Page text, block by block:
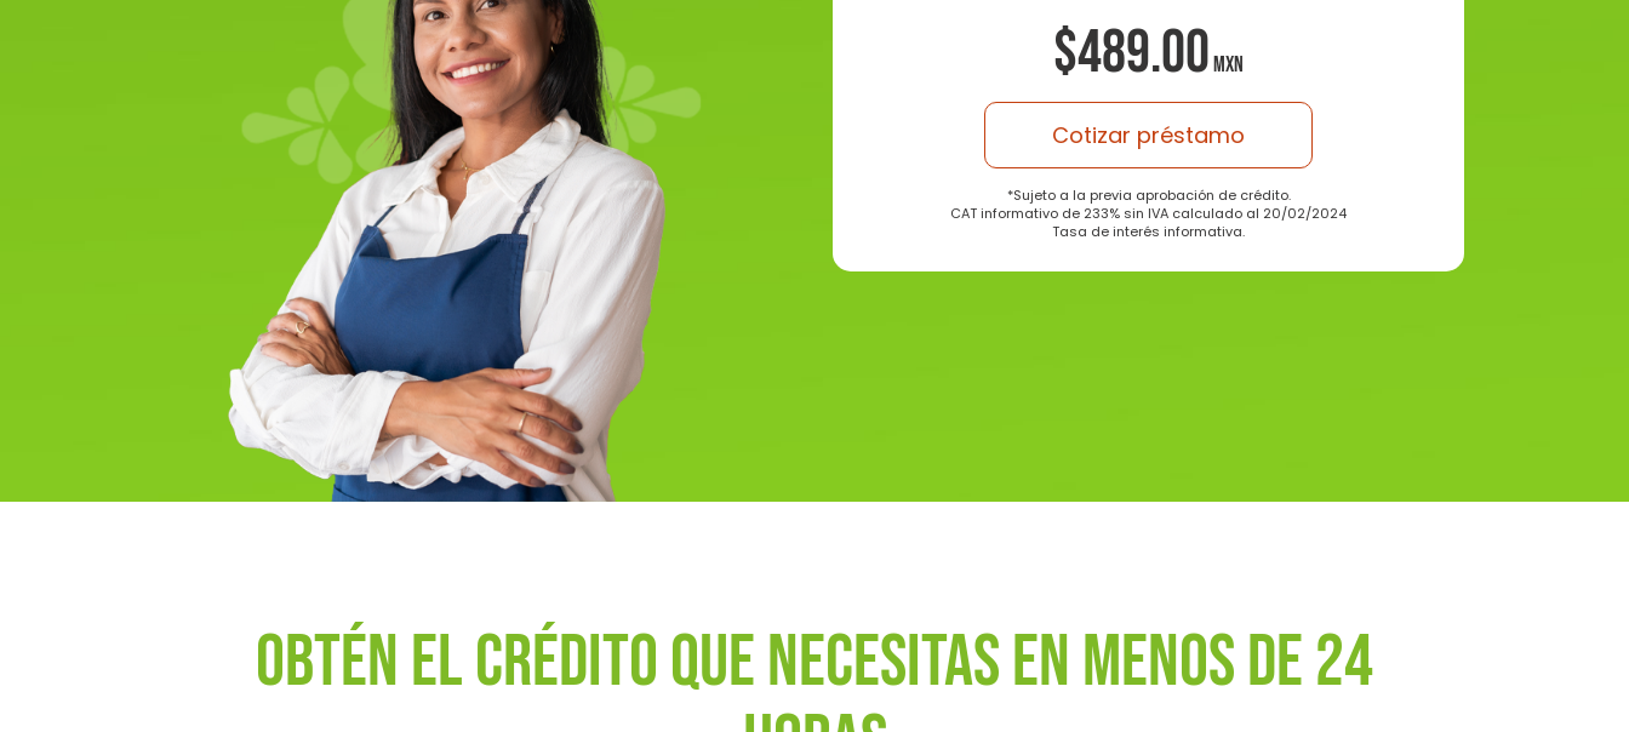
$489.00 MXN
Cotizar préstamo
*Sujeto a la previa aprobación de crédito.
CAT informativo de 233% sin IVA calculado al 20/02/2024
Tasa de interés informativa.
Obtén el crédito que necesitas en menos de 24